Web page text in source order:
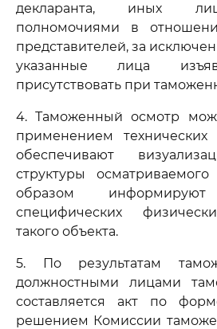
декларанта, иных
полномочиями в
представителей, за
указанные лица
присутствовать при
4. Таможенный осмотр
применением технических
обеспечивают
структуры
образом
специфических
такого объекта.
5. По результатам
должностными лицами
составляется акт по
решением Комиссии